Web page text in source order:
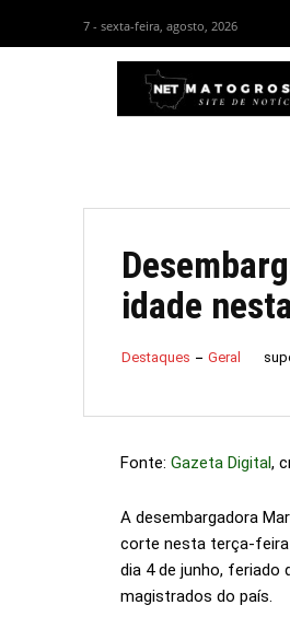
7 - sexta-feira, agosto, 2026
idade
Destaques Geral
Fonte: Gazeta Digital,
A desembargadora
corte nesta terça-feira
dia 4 de junho, feriado
magistrados do país.